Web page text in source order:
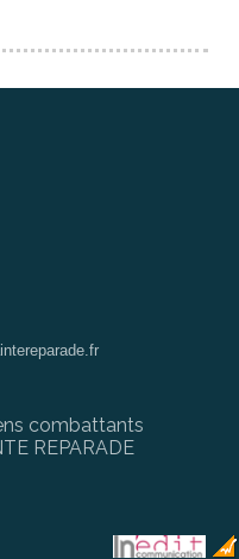
combattants
REPARADE